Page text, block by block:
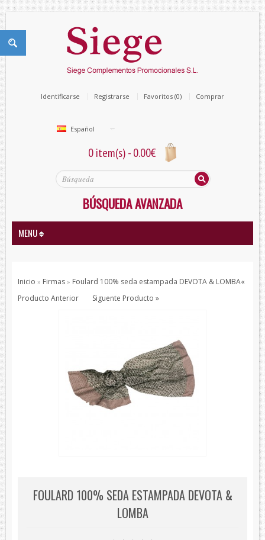
Español
Identificarse Registrarse Favoritos (0) Comprar
0 item(s) - 0.00€
BÚSQUEDA AVANZADA
MENU
Chales/Foulares Devota&Lomba
Chales/Foulares Howards London
Piel
Inicio » Firmas » Foulard 100% seda estampada DEVOTA & LOMBA«
Producto Anterior
Siguente Producto »
FOULARD 100% SEDA ESTAMPADA DEVOTA &
LOMBA